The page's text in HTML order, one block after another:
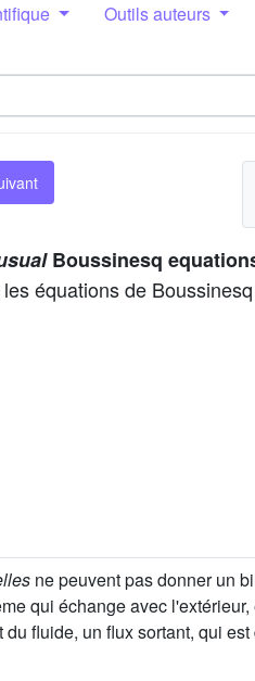
Outils auteurs
Boussinesq
équations de Boussinesq
ne peuvent pas donner un
qui échange avec
fluide, un flux sortant, qui